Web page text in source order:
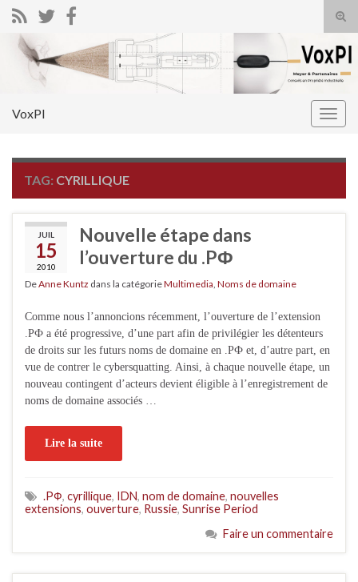
Search for:
VoxPI
TAG: CYRILLIQUE
JUIL
15
2010
Nouvelle étape dans
l’ouverture du .PФ
DeAnne Kuntz dans la catégorieMultimedia Noms de domaine
Comme nous l’annoncions récemment, l’ouverture de l’extension
.PФ a été progressive, d’une part afin de privilégier les détenteurs
de droits sur les futurs noms de domaine en .PФ et, d’autre part, en
vue de contrer le cybersquatting. Ainsi, à chaque nouvelle étape, un
nouveau contingent d’acteurs devient éligible à l’enregistrement de
noms de domaine associés …
Lire la suite
.PФ, cyrillique, IDN, nom de domaine, nouvelles
extensions, ouverture, Russie, Sunrise Period
Faire un commentaire